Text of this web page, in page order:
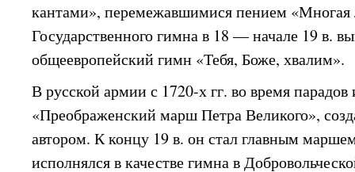
кантами», перемежавшимися пением
Государственного гимна в 18 — начале 19 в.
общеевропейский гимн «Тебя, Боже, хвалим».
В русской армии с 1720-х гг. во время парадов
«Преображенский марш Петра Великого»,
автором. К концу 19 в. он стал главным
исполнялся в качестве гимна в